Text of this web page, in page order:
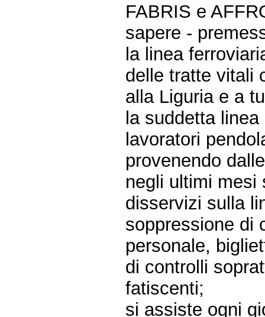
FABRIS e
sapere -
la linea
delle tratte vitali
alla Liguria e a
la suddetta
lavoratori
provenendo
negli ultimi mesi
disservizi sulla
soppressione di
personale,
di controlli
fatiscenti;
si assiste ogni